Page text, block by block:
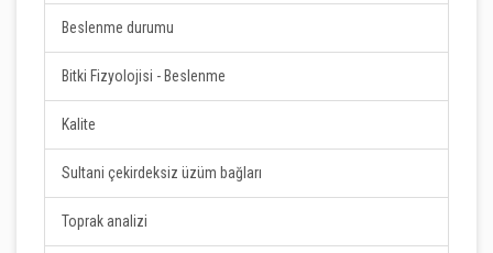
Beslenme durumu
Bitki Fizyolojisi - Beslenme
Kalite
Sultani çekirdeksiz üzüm bağları
Toprak analizi